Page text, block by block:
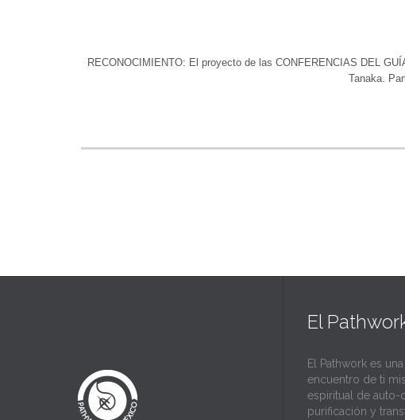
RECONOCIMIENTO: El proyecto de las CONFERENCIAS DEL
Tanaka.
El
El Pathwork es
encuentro de ti
espiritual de auto-
purificación y